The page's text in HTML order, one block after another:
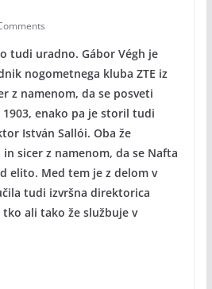
tudi uradno. Gábor Végh je
nogometnega kluba ZTE iz
z namenom, da se posveti
enako pa je storil tudi
István Sallói. Oba že
sicer z namenom, da se Nafta
elito. Med tem je z delom v
tudi izvršna direktorica
ali tako že službuje v